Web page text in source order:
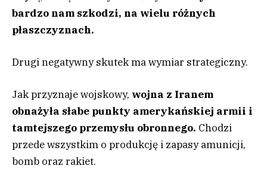
bardzo nam szkodzi, na wielu różnych
płaszczyznach.
Drugi negatywny skutek ma wymiar strategiczny.
Jak przyznaje wojskowy, wojna z Iranem
obnażyła słabe punkty amerykańskiej armii i
tamtejszego przemysłu obronnego. Chodzi
przede wszystkim o produkcję i zapasy amunicji,
bomb oraz rakiet.